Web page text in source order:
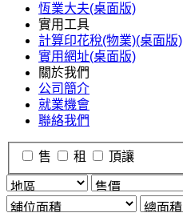
恆業大夫(桌面版)
實用工具
計算印花稅(物業)(桌面版)
實用網址(桌面版)
關於我們
公司簡介
就業機會
聯絡我們
售 租 頂讓